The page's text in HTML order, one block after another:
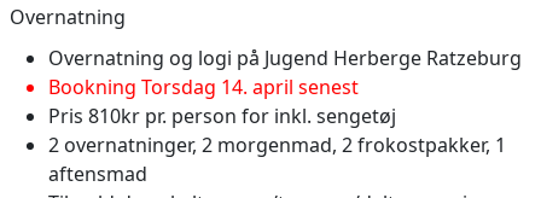
Overnatning
Overnatning og logi på Jugend Herberge Ratzeburg
Bookning Torsdag 14. april senest
Pris 810kr pr. person for inkl. sengetøj
2 overnatninger, 2 morgenmad, 2 frokostpakker, 1
aftensmad